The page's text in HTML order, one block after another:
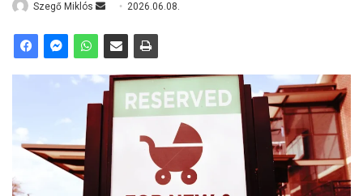
Szegő Miklós
n
a
m
2026.06.08.